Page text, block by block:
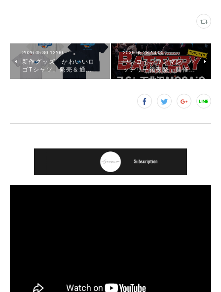
2026.05.30 12:00
新作グッズ「かわいいロ
ゴTシャツ」発売＆通…
2026.05.28 13:00
ワンコインワンマン「バ
ッテリー後夜祭」開催…